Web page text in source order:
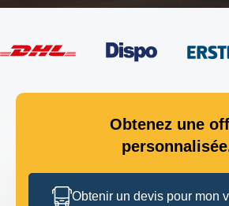
Obtenez une
Obtenir un devis pour mon